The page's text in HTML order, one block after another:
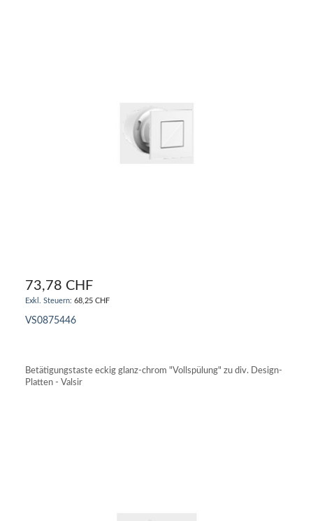
73,78 CHF
68,25 CHF
VS0875446
Betätigungstaste eckig glanz-chrom "Vollspülung" zu div. Design-
Platten - Valsir